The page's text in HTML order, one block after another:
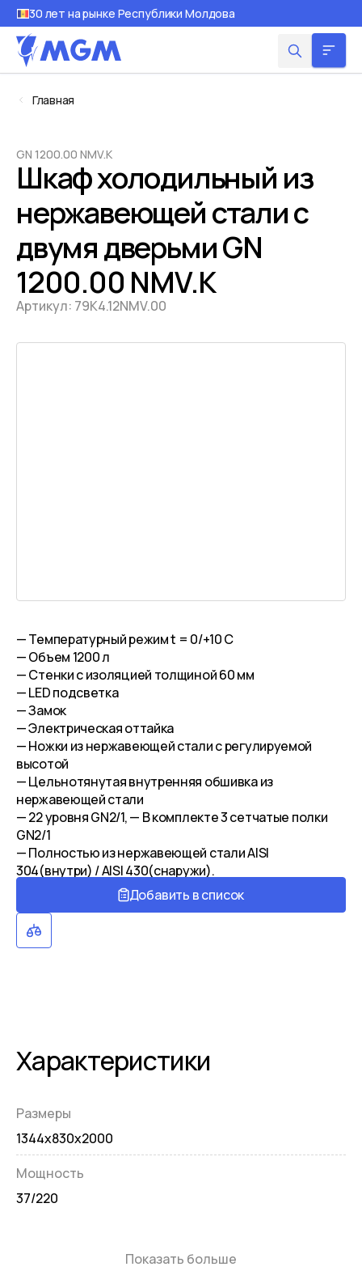
30 лет на рынке Республики Молдова
Главная
GN 1200.00 NMV.K
Шкаф холодильный из
нержавеющей стали с
двумя дверьми GN
1200.00 NMV.K
Артикул: 79K4.12NMV.00
— Температурный режим t = 0/+10 C
— Объем 1200 л
— Стенки с изоляцией толщиной 60 мм
— LED подсветка
— Замок
— Электрическая оттайка
— Ножки из нержавеющей стали с регулируемой
высотой
— Цельнотянутая внутренняя обшивка из
нержавеющей стали
— 22 уровня GN2/1, — В комплекте 3 сетчатые полки
GN2/1
— Полностью из нержавеющей стали AISI
304(внутри) / AISІ 430(снаружи).
Добавить в список
Характеристики
Размеры
1344x830x2000
Мощность
37/220
Показать больше